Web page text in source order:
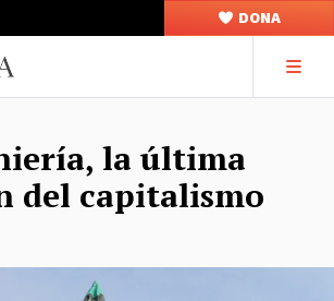
DONA
la última
del capitalismo